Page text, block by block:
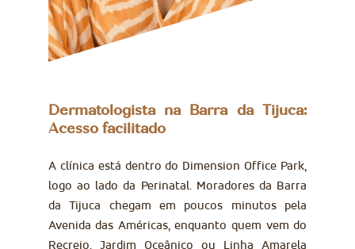
Dermatologista na Barra da Tijuca:
Acesso facilitado
A clínica está dentro do Dimension Office Park,
logo ao lado da Perinatal. Moradores da Barra
da Tijuca chegam em poucos minutos pela
Avenida das Américas, enquanto quem vem do
Recreio, Jardim Oceânico ou Linha Amarela